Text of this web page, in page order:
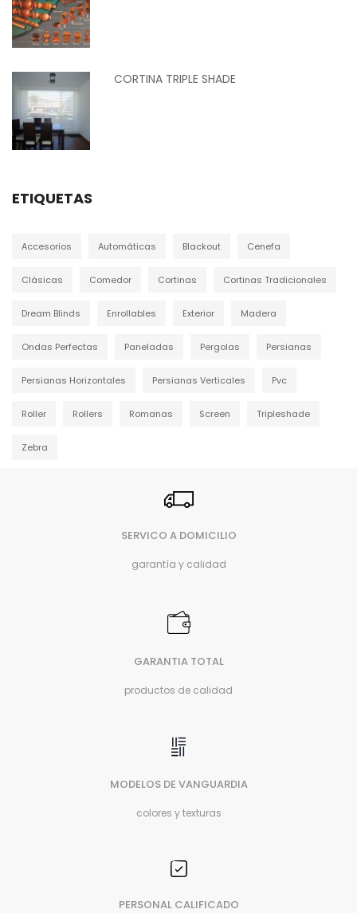
CORTINA TRIPLE SHADE
ETIQUETAS
Accesorios Automáticas Blackout Cenefa
Clásicas Comedor Cortinas Cortinas Tradicionales
Dream Blinds Enrollables Exterior Madera
Ondas Perfectas Paneladas Pergolas Persianas
Persianas Horizontales Persianas Verticales Pvc
Roller Rollers Romanas Screen Tripleshade
Zebra
SERVICO A DOMICILIO
garantía y calidad
GARANTIA TOTAL
productos de calidad
MODELOS DE VANGUARDIA
colores y texturas
PERSONAL CALIFICADO